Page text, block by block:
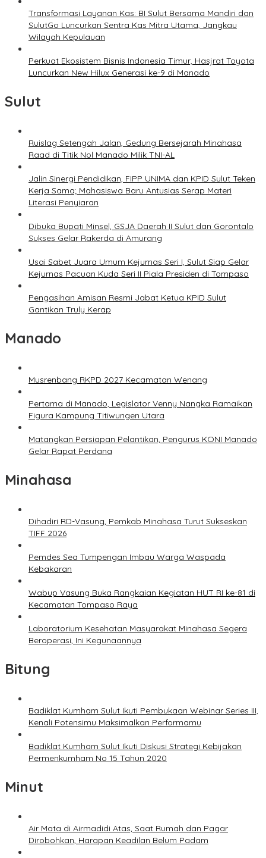
Transformasi Layanan Kas: BI Sulut Bersama Mandiri dan
SulutGo Luncurkan Sentra Kas Mitra Utama, Jangkau
Wilayah Kepulauan
Perkuat Ekosistem Bisnis Indonesia Timur, Hasjrat Toyota
Luncurkan New Hilux Generasi ke-9 di Manado
Sulut
Ruislag Setengah Jalan, Gedung Bersejarah Minahasa
Raad di Titik Nol Manado Milik TNI-AL
Jalin Sinergi Pendidikan, FIPP UNIMA dan KPID Sulut Teken
Kerja Sama; Mahasiswa Baru Antusias Serap Materi
Literasi Penyiaran
Dibuka Bupati Minsel, GSJA Daerah II Sulut dan Gorontalo
Sukses Gelar Rakerda di Amurang
Usai Sabet Juara Umum Kejurnas Seri I, Sulut Siap Gelar
Kejurnas Pacuan Kuda Seri II Piala Presiden di Tompaso
Pengasihan Amisan Resmi Jabat Ketua KPID Sulut
Gantikan Truly Kerap
Manado
Musrenbang RKPD 2027 Kecamatan Wenang
Pertama di Manado, Legislator Venny Nangka Ramaikan
Figura Kampung Titiwungen Utara
Matangkan Persiapan Pelantikan, Pengurus KONI Manado
Gelar Rapat Perdana
Minahasa
Dihadiri RD-Vasung, Pemkab Minahasa Turut Sukseskan
TIFF 2026
Pemdes Sea Tumpengan Imbau Warga Waspada
Kebakaran
Wabup Vasung Buka Rangkaian Kegiatan HUT RI ke-81 di
Kecamatan Tompaso Raya
Laboratorium Kesehatan Masyarakat Minahasa Segera
Beroperasi, Ini Kegunaannya
Bitung
Badiklat Kumham Sulut Ikuti Pembukaan Webinar Series III,
Kenali Potensimu Maksimalkan Performamu
Badiklat Kumham Sulut Ikuti Diskusi Strategi Kebijakan
Permenkumham No 15 Tahun 2020
Minut
Air Mata di Airmadidi Atas, Saat Rumah dan Pagar
Dirobohkan, Harapan Keadilan Belum Padam